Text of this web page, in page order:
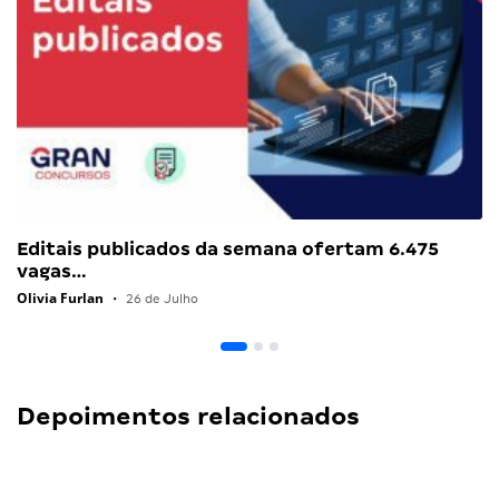
Editais publicados da semana ofertam 6.475
vagas…
Olivia Furlan • 26 de Julho
Depoimentos relacionados